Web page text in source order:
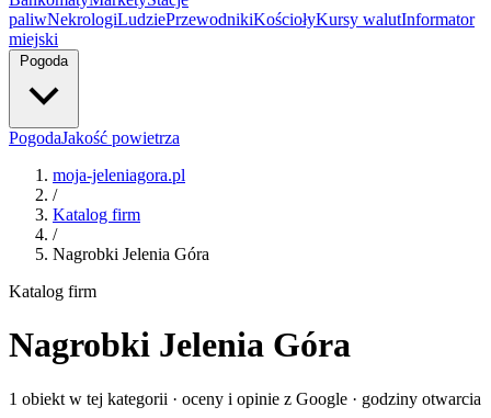
paliwNekrologiLudziePrzewodnikiKościołyKursy walutInformator
miejski
Pogoda
PogodaJakość powietrza
moja-jeleniagora.pl
/
Katalog firm
/
Nagrobki Jelenia Góra
Katalog firm
Nagrobki Jelenia Góra
1 obiekt w tej kategorii · oceny i opinie z Google · godziny otwarcia